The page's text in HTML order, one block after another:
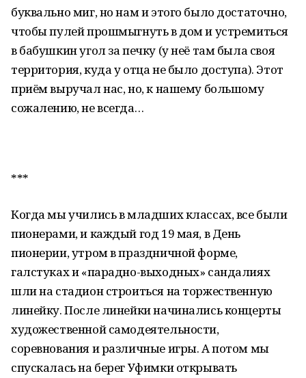
буквально миг, но нам и этого было достаточно,
чтобы пулей прошмыгнуть в дом и устремиться
в бабушкин угол за печку (у неё там была своя
территория, куда у отца не было доступа). Этот
приём выручал нас, но, к нашему большому
сожалению, не всегда…
***
Когда мы учились в младших классах, все были
пионерами, и каждый год 19 мая, в День
пионерии, утром в праздничной форме,
галстуках и «парадно-выходных» сандалиях
шли на стадион строиться на торжественную
линейку. После линейки начинались концерты
художественной самодеятельности,
соревнования и различные игры. А потом мы
спускалась на берег Уфимки открывать